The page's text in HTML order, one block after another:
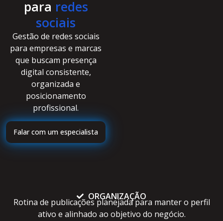
para redes
sociais
Gestão de redes sociais
para empresas e marcas
que buscam presença
digital consistente,
organizada e
posicionamento
profissional.
Falar com um especialista
ORGANIZAÇÃO
Rotina de publicações planejada para manter o perfil
ativo e alinhado ao objetivo do negócio.